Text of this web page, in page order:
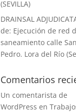
(SEVILLA)
DRAINSAL
de: Ejecución de red
saneamiento calle San
Pedro. Lora del Río
Comentarios
Un comentarista de
WordPress en